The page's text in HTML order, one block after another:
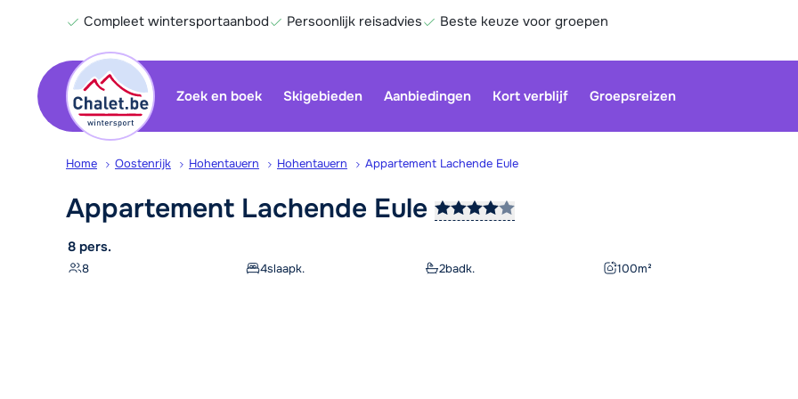
Compleet wintersportaanbod Persoonlijk reisadvies Beste keuze voor groepen
Zoek en boek Skigebieden Aanbiedingen Kort verblijf Groepsreizen
Home Oostenrijk Hohentauern Hohentauern Appartement Lachende Eule
Appartement Lachende Eule
8 pers.
8 4slaapk. 2badk. 100m²